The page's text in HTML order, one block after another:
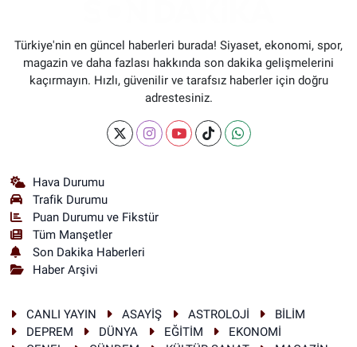
Türkiye'nin en güncel haberleri burada! Siyaset, ekonomi, spor,
magazin ve daha fazlası hakkında son dakika gelişmelerini
kaçırmayın. Hızlı, güvenilir ve tarafsız haberler için doğru
adrestesiniz.
Hava Durumu
Trafik Durumu
Puan Durumu ve Fikstür
Tüm Manşetler
Son Dakika Haberleri
Haber Arşivi
CANLI YAYIN ASAYİŞ ASTROLOJİ
BİLİM
DEPREM
DÜNYA EĞİTİM
EKONOMİ